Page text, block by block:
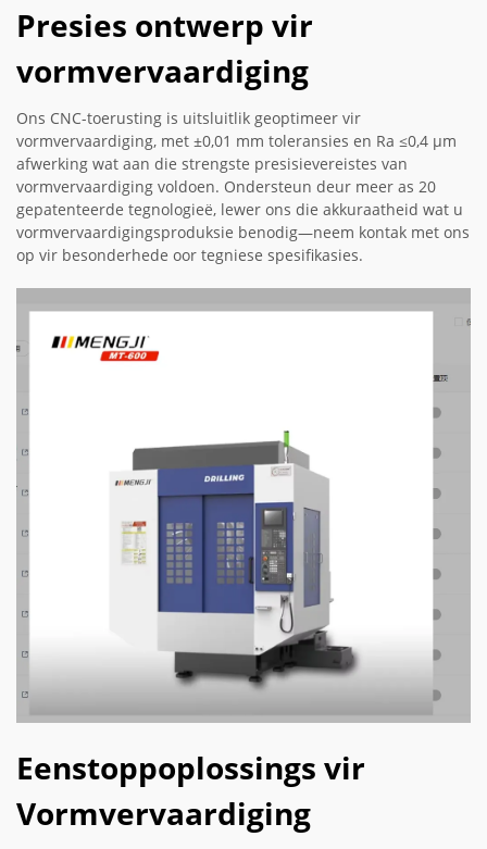
Presies ontwerp vir
vormvervaardiging
Ons CNC-toerusting is uitsluitlik geoptimeer vir
vormvervaardiging, met ±0,01 mm toleransies en Ra ≤0,4 µm
afwerking wat aan die strengste presisievereistes van
vormvervaardiging voldoen. Ondersteun deur meer as 20
gepatenteerde tegnologieë, lewer ons die akkuraatheid wat u
vormvervaardigingsproduksie benodig—neem kontak met ons
op vir besonderhede oor tegniese spesifikasies.
Eenstoppoplossings vir
Vormvervaardiging